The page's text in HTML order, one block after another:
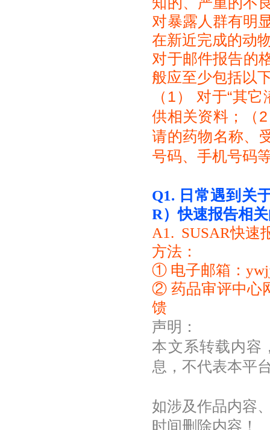
对暴露人群有明
在新近完成的动
对于邮件报告的
般应至少包括以
（1）
对于“其
供相关资料；
（
请的药物名称、
号码、手机号码
Q1. 日常遇到关
R）快速报告相
A1. SUSAR快速
方法：
① 电子邮箱：
② 药品审评中心
馈
声明：
本文系转载内容
息，不代表本平
如涉及作品内容
时间删除内容！